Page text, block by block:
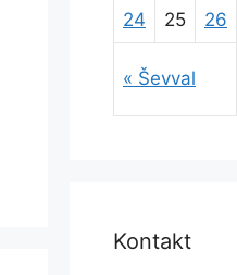
« Ševval
24 25 26
Kontakt